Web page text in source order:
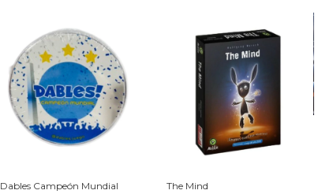
Dables Campeón Mundial The Mind